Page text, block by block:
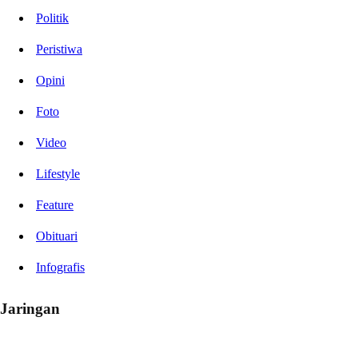
Politik
Peristiwa
Opini
Foto
Video
Lifestyle
Feature
Obituari
Infografis
Jaringan